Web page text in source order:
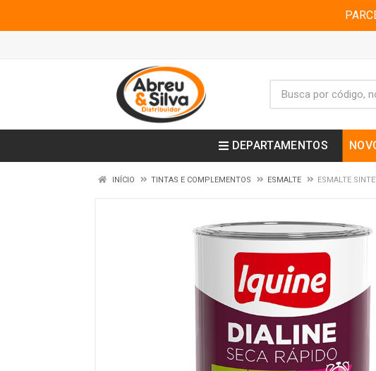
DEPARTAMENTOS
INÍCIO TINTAS E COMPLEMENTOS ESMALTE ESMALTE